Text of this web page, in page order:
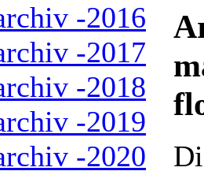
-2016
-2017
-2018
-2019
-2020